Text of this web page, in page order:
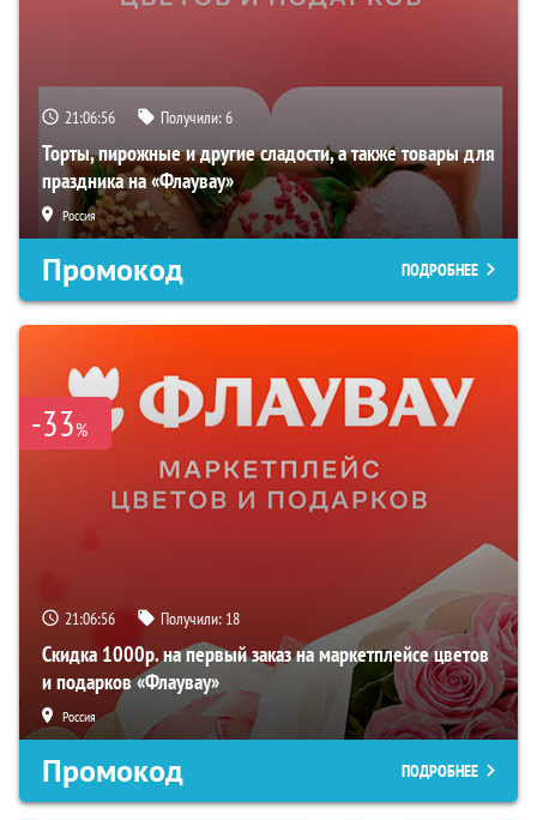
21:06:55 Получили:6
Торты, пирожные и другие сладости, а также товары для
праздника на «Флаувау»
Россия
Промокод ПОДРОБНЕЕ
-33%
21:06:55 Получили: 18
Скидка 1000р. на первый заказ на маркетплейсе цветов
и подарков «Флаувау»
Россия
Промокод ПОДРОБНЕЕ